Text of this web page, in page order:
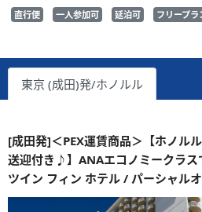
直行便 一人参加可 延泊可 フリープラ
東京 (成田)発/ホノルル
[成田発]＜PEX運賃商品＞【ホノル
送迎付き♪】ANAエコノミークラス
ツイン フィン ホテル / パーシャル